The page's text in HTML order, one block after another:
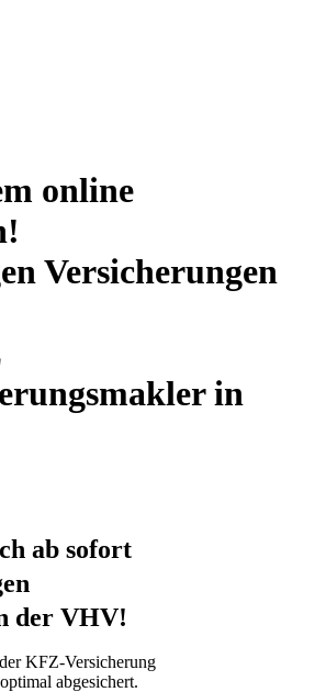
online
Versicherungen
in
ab sofort
der VHV!
KFZ-Versicherung
abgesichert.